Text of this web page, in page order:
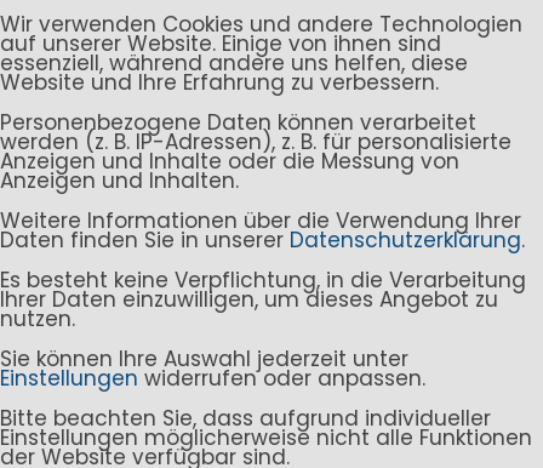
Wir verwenden Cookies und andere Technologien
auf unserer Website. Einige von ihnen sind
essenziell, während andere uns helfen, diese
Website und Ihre Erfahrung zu verbessern.
Personenbezogene Daten können verarbeitet
werden (z. B. IP-Adressen), z. B. für personalisierte
Anzeigen und Inhalte oder die Messung von
Anzeigen und Inhalten.
Weitere Informationen über die Verwendung Ihrer
Daten finden Sie in unserer Datenschutzerklärung.
Es besteht keine Verpflichtung, in die Verarbeitung
Ihrer Daten einzuwilligen, um dieses Angebot zu
nutzen.
Sie können Ihre Auswahl jederzeit unter
Einstellungen widerrufen oder anpassen.
Bitte beachten Sie, dass aufgrund individueller
Einstellungen möglicherweise nicht alle Funktionen
der Website verfügbar sind.